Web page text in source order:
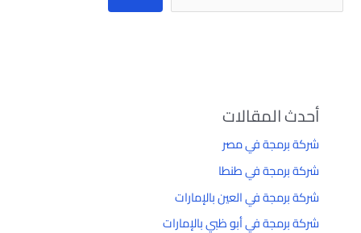
أحدث المقالات
شركة برمجة في مصر
شركة برمجة في طنطا
شركة برمجة في العين بالإمارات
شركة برمجة في أبو ظبي بالإمارات